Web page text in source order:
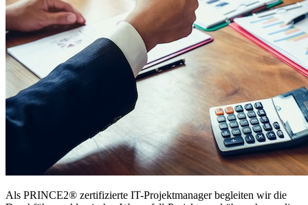
Als PRINCE2® zertifizierte IT-Projektmanager begleiten wir die